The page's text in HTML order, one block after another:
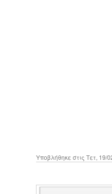
Υποβλήθηκε στις Τετ, 19/